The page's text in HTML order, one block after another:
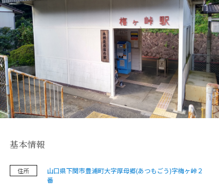
時刻表
TOP
鉄道旅の魅力
フォトスポット
お知らせ＆イベント
旅プラン
基本情報
住所
山口県下関市豊浦町大字厚母郷(あつもごう)字梅ヶ峠２
番